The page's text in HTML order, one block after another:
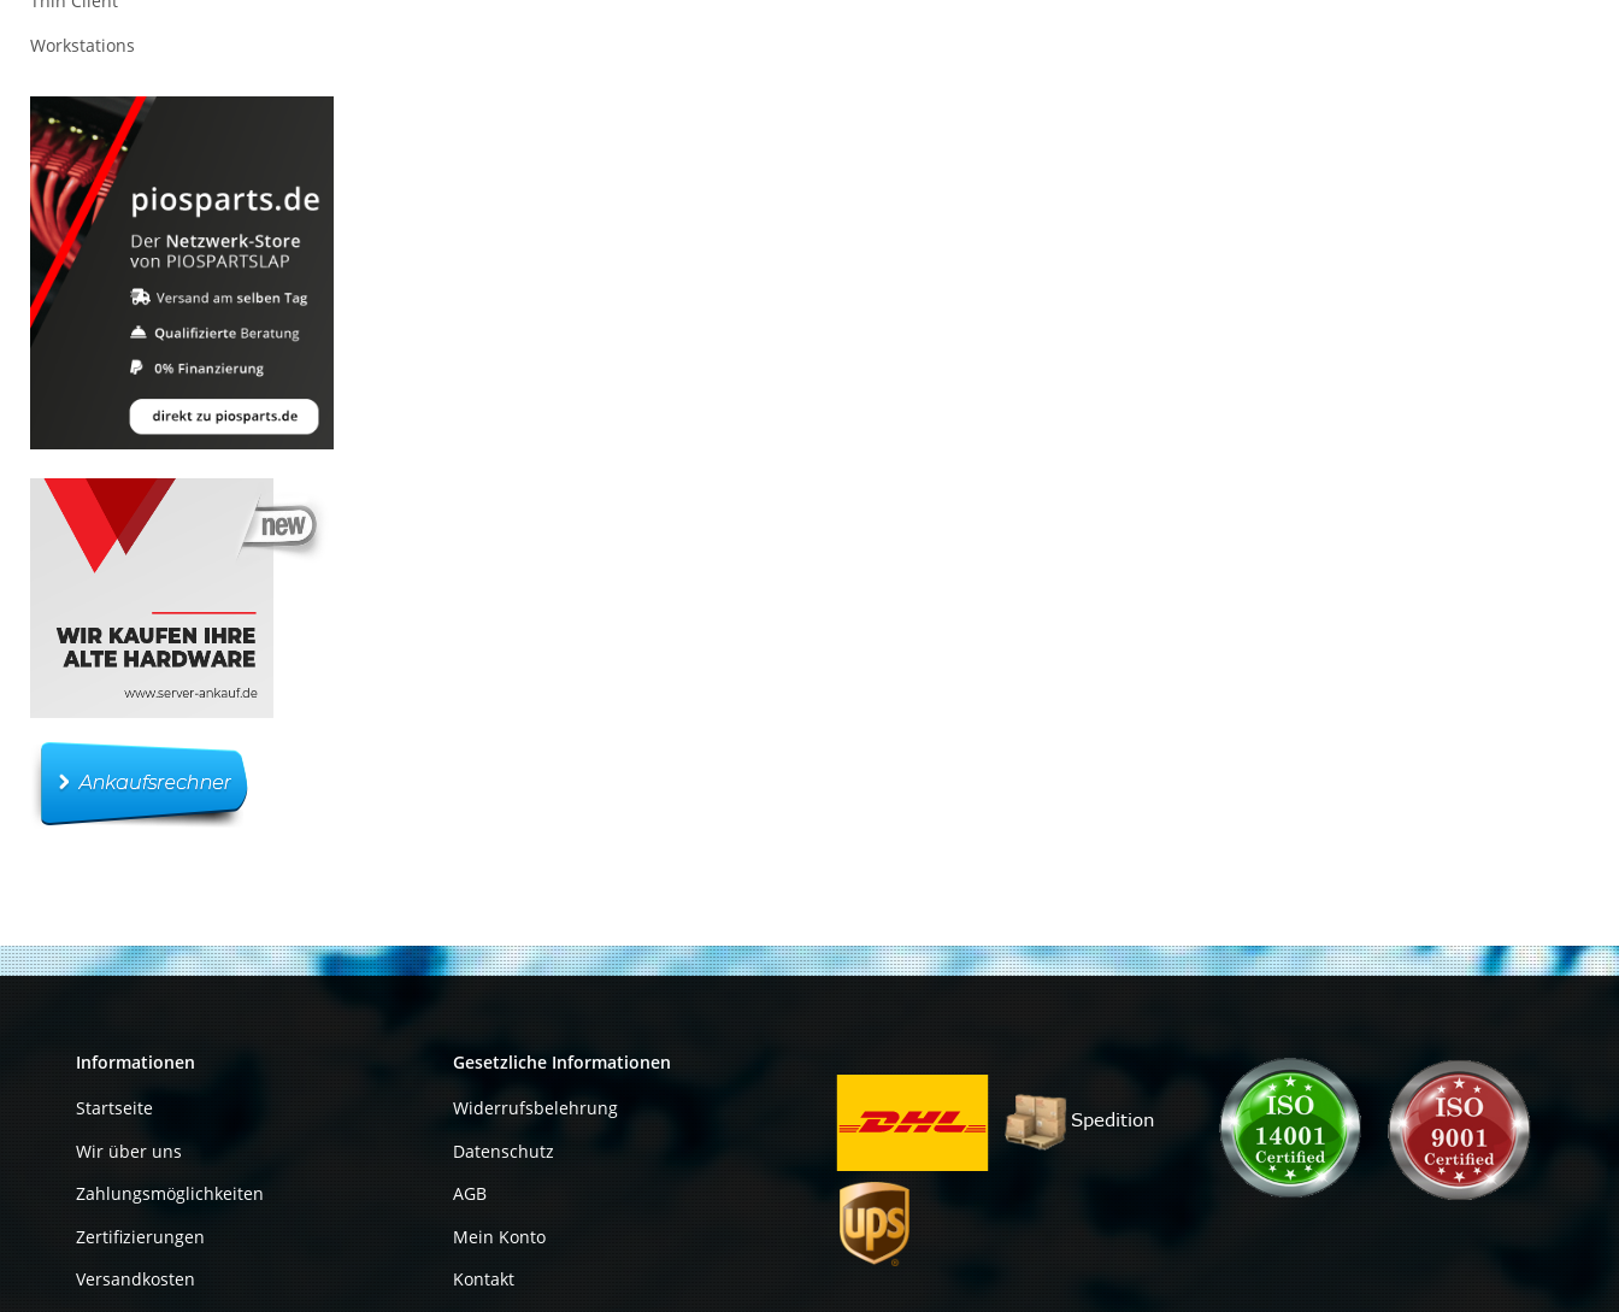
Workstations
Informationen
Startseite
Wir über uns
Zahlungsmöglichkeiten
Zertifizierungen
Versandkosten
Gesetzliche Informationen
Widerrufsbelehrung
Datenschutz
AGB
Mein Konto
Kontakt